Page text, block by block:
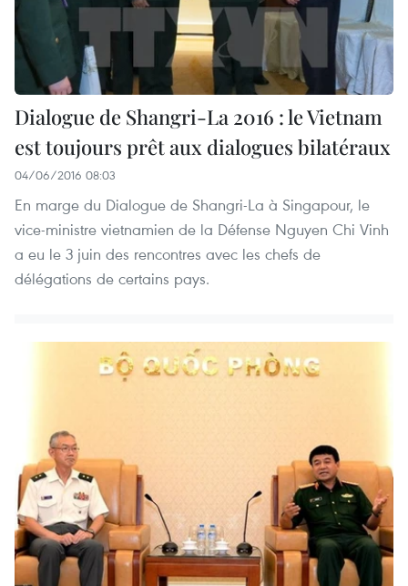
Dialogue de Shangri-La 2016 : le Vietnam
est toujours prêt aux dialogues bilatéraux
04/06/2016 08:03
En marge du Dialogue de Shangri-La à Singapour, le
vice-ministre vietnamien de la Défense Nguyen Chi Vinh
a eu le 3 juin des rencontres avec les chefs de
délégations de certains pays.